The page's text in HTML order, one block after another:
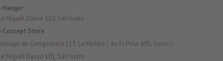
Hanger
Miguel Dasso 110, San Isidro
Concept Store
de Compostela 113, La Molina / Av. El Polo 695, Surco /
Miguel Dasso 101, San Isidro